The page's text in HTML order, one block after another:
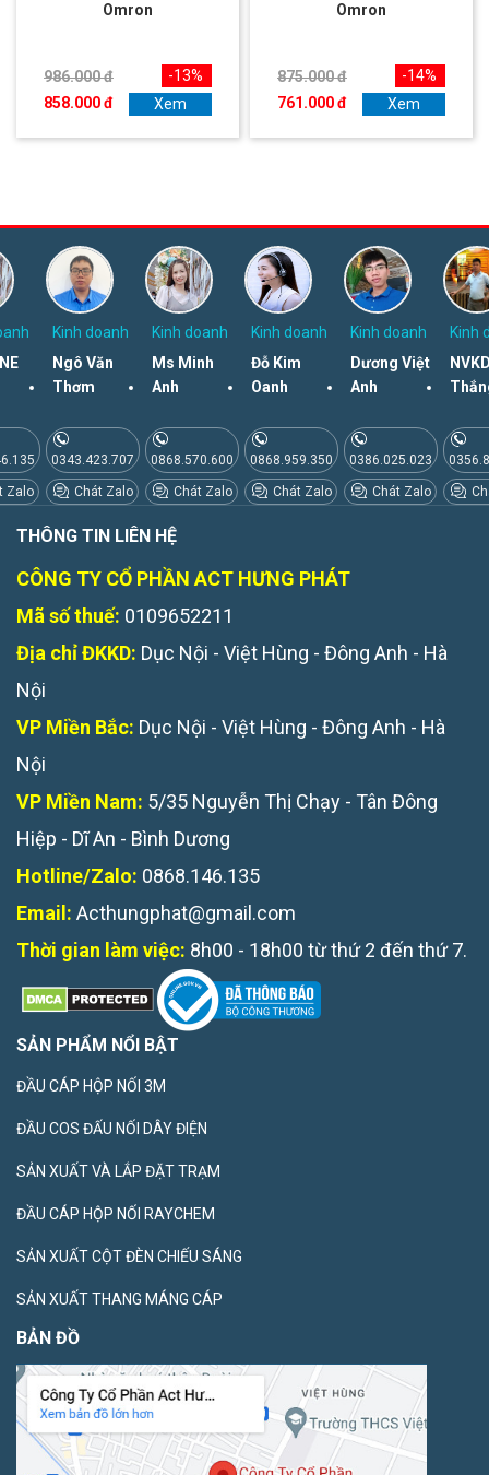
Omron
986.000 đ
858.000 đ
-13%
Xem
Omron
875.000 đ
761.000 đ
-14%
Xem
Zalo
Kinh doanh
Ngô Văn
Thơm
0343.423.707
Chát Zalo
Kinh doanh
Ms Minh
Anh
0868.570.600
Chát Zalo
Kinh doanh
Đỗ Kim
Oanh
0868.959.350
Chát Zalo
Kinh doanh
Dương Việt
Anh
0386.025.023
Chát Zalo
Kinh
THÔNG TIN LIÊN HỆ
CÔNG TY CỔ PHẦN ACT HƯNG PHÁT
Mã số thuế: 0109652211
Địa chỉ ĐKKD: Dục Nội - Việt Hùng - Đông Anh - Hà
Nội
VP Miền Bắc: Dục Nội - Việt Hùng - Đông Anh - Hà
Nội
VP Miền Nam: 5/35 Nguyễn Thị Chạy - Tân Đông
Hiệp - Dĩ An - Bình Dương
Hotline/Zalo: 0868.146.135
Email: Acthungphat@gmail.com
Thời gian làm việc: 8h00 - 18h00 từ thứ 2 đến thứ 7.
SẢN PHẨM NỔI BẬT
ĐẦU CÁP HỘP NỐI 3M
ĐẦU COS ĐẤU NỐI DÂY ĐIỆN
SẢN XUẤT VÀ LẮP ĐẶT TRẠM
ĐẦU CÁP HỘP NỐI RAYCHEM
SẢN XUẤT CỘT ĐÈN CHIẾU SÁNG
SẢN XUẤT THANG MÁNG CÁP
BẢN ĐỒ